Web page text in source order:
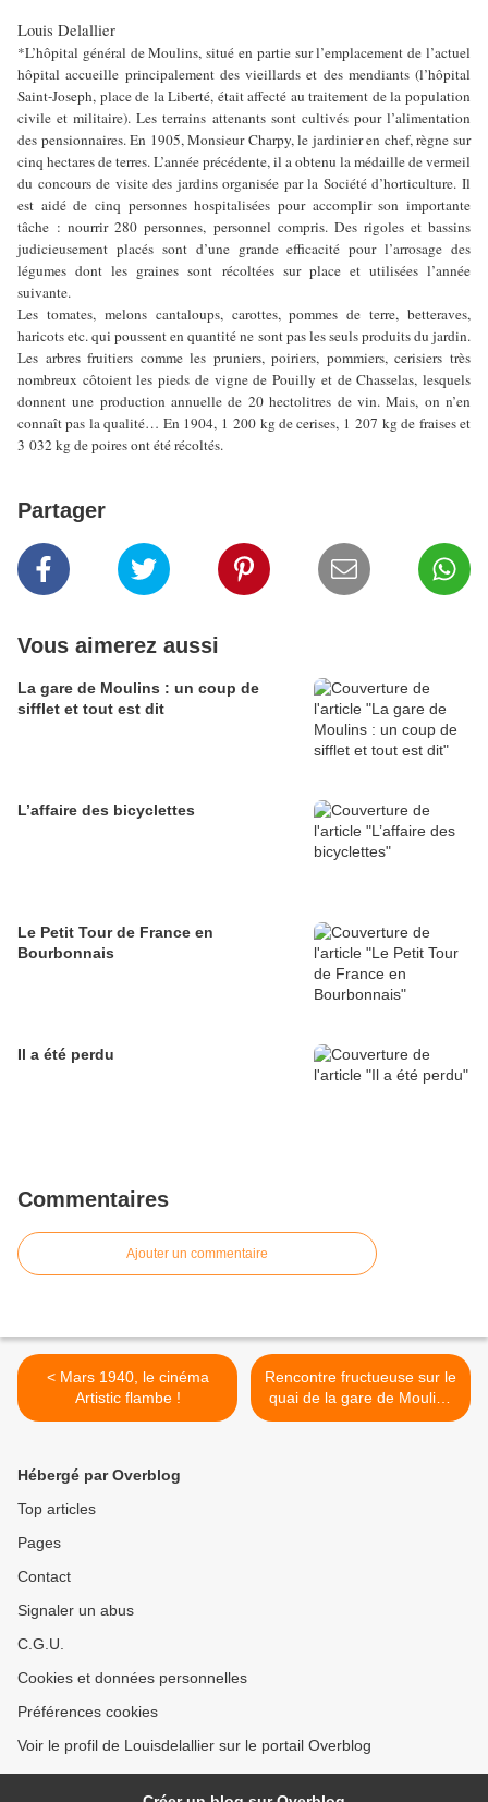
Louis Delallier
*L’hôpital général de Moulins, situé en partie sur l’emplacement de l’actuel
hôpital accueille principalement des vieillards et des mendiants (l’hôpital
Saint-Joseph, place de la Liberté, était affecté au traitement de la population
civile et militaire). Les terrains attenants sont cultivés pour l’alimentation
des pensionnaires. En 1905, Monsieur Charpy, le jardinier en chef, règne sur
cinq hectares de terres. L’année précédente, il a obtenu la médaille de vermeil
du concours de visite des jardins organisée par la Société d’horticulture. Il
est aidé de cinq personnes hospitalisées pour accomplir son importante
tâche : nourrir 280 personnes, personnel compris. Des rigoles et bassins
judicieusement placés sont d’une grande efficacité pour l’arrosage des
légumes dont les graines sont récoltées sur place et utilisées l’année
suivante.
Les tomates, melons cantaloups, carottes, pommes de terre, betteraves,
haricots etc. qui poussent en quantité ne sont pas les seuls produits du jardin.
Les arbres fruitiers comme les pruniers, poiriers, pommiers, cerisiers très
nombreux côtoient les pieds de vigne de Pouilly et de Chasselas, lesquels
donnent une production annuelle de 20 hectolitres de vin. Mais, on n’en
connaît pas la qualité… En 1904, 1 200 kg de cerises, 1 207 kg de fraises et
3 032 kg de poires ont été récoltés.
Partager
Vous aimerez aussi
La gare de Moulins : un coup de
sifflet et tout est dit
L’affaire des bicyclettes
Le Petit Tour de France en
Bourbonnais
Il a été perdu
Commentaires
Ajouter un commentaire
< Mars 1940, le cinéma
Artistic flambe !
Rencontre fructueuse sur le
quai de la gare de Moulins
en août 1921 >
Hébergé par Overblog
Top articles
Pages
Contact
Signaler un abus
C.G.U.
Cookies et données personnelles
Préférences cookies
Voir le profil de Louisdelallier sur le portail Overblog